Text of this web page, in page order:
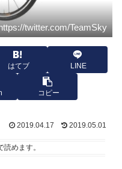
twitter.com/TeamSky
はてブ LINE
コピー
2019.04.17 2019.05.01
読めます。